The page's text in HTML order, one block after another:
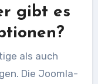
gibt es
als auch
Die Joomla-